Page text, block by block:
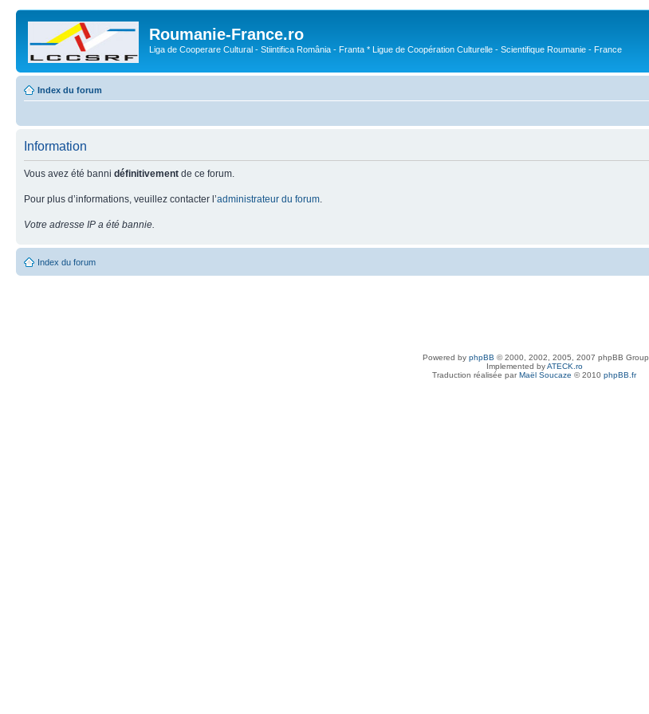
Roumanie-France.ro
Liga de Cooperare Cultural - Stiintifica România - Franta * Ligue de Coopération Culturelle - Scientifique Roumanie - France
Index du forum
Information
Vous avez été banni définitivement de ce forum.
Pour plus d’informations, veuillez contacter l’administrateur du forum
Votre adresse IP a été bannie.
Index du forum
Powered by phpBB © 2000, 2002, 2005, 2007 phpBB Group
Implemented byATECK.ro
Traduction réalisée parMaël Soucaze © 2010 phpBB.fr